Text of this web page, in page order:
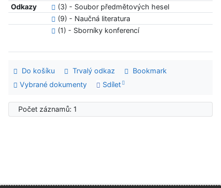
Odkazy
(3) - Soubor předmětových hesel
(9) - Naučná literatura
(1) - Sborníky konferencí
Do košíku Trvalý odkaz
Bookmark
Vybrané dokumenty
Sdílet
Počet záznamů: 1